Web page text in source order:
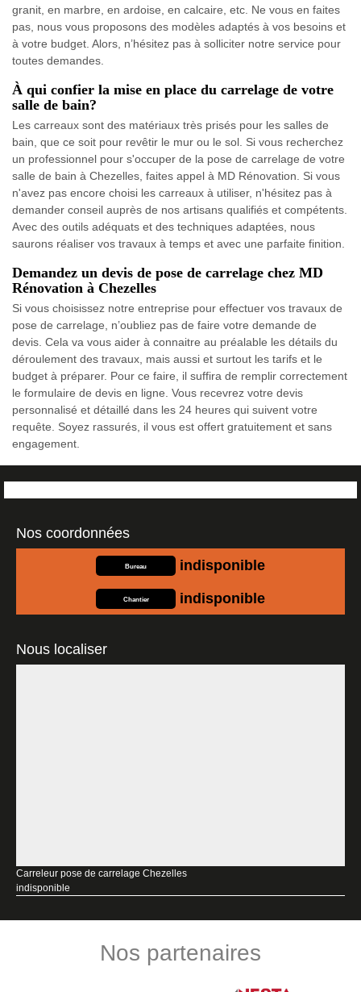
granit, en marbre, en ardoise, en calcaire, etc. Ne vous en faites
pas, nous vous proposons des modèles adaptés à vos besoins et
à votre budget. Alors, n’hésitez pas à solliciter notre service pour
toutes demandes.
À qui confier la mise en place du carrelage de votre
salle de bain?
Les carreaux sont des matériaux très prisés pour les salles de
bain, que ce soit pour revêtir le mur ou le sol. Si vous recherchez
un professionnel pour s'occuper de la pose de carrelage de votre
salle de bain à Chezelles, faites appel à MD Rénovation. Si vous
n'avez pas encore choisi les carreaux à utiliser, n'hésitez pas à
demander conseil auprès de nos artisans qualifiés et compétents.
Avec des outils adéquats et des techniques adaptées, nous
saurons réaliser vos travaux à temps et avec une parfaite finition.
Demandez un devis de pose de carrelage chez MD
Rénovation à Chezelles
Si vous choisissez notre entreprise pour effectuer vos travaux de
pose de carrelage, n’oubliez pas de faire votre demande de
devis. Cela va vous aider à connaitre au préalable les détails du
déroulement des travaux, mais aussi et surtout les tarifs et le
budget à préparer. Pour ce faire, il suffira de remplir correctement
le formulaire de devis en ligne. Vous recevrez votre devis
personnalisé et détaillé dans les 24 heures qui suivent votre
requête. Soyez rassurés, il vous est offert gratuitement et sans
engagement.
Nos coordonnées
Bureau indisponible
Chantier indisponible
Nous localiser
Carreleur pose de carrelage Chezelles
indisponible
Nos partenaires